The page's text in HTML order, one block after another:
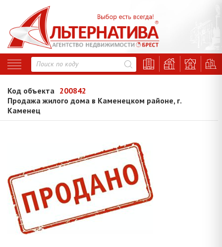
Код объекта 200842
Продажа жилого дома в Каменецком районе, г.
Каменец